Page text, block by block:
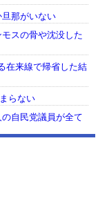
旦那がいない
スの骨や沈没した
在来線で帰省した結
らない
自民党議員が全て